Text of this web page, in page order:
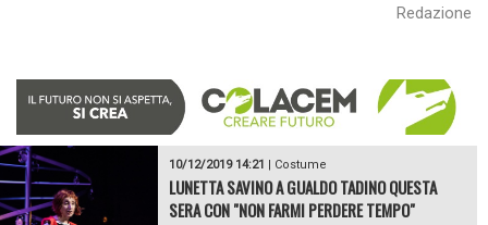
Redazione
10/12/2019 14:21 | Costume
LUNETTA SAVINO A GUALDO TADINO QUESTA
SERA CON "NON FARMI PERDERE TEMPO"